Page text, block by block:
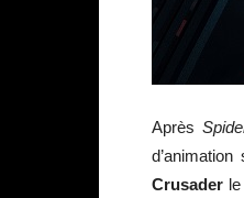
Après
Crusader